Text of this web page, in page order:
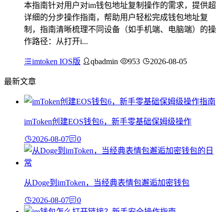
本指南针对用户对im钱包地址复制操作的需求，提供超
详细的分步操作指南，帮助用户轻松完成钱包地址复
制，指南清晰梳理不同设备（如手机端、电脑端）的操
作路径：从打开i...
imtoken IOS版 qbadmin 953 2026-08-05
最新文章
imToken创建EOS钱包6，新手零基础保姆级操作
2026-08-07 0
从Doge到imToken，当经典表情包邂逅加密钱包
2026-08-07 0